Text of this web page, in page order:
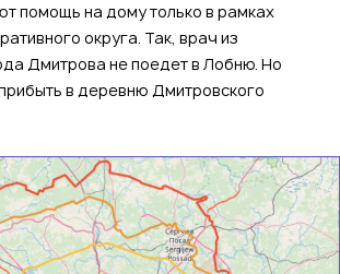
помощь на дому только в рамках
округа. Так, врач из
Дмитрова не поедет в Лобню. Но
в деревню Дмитровского